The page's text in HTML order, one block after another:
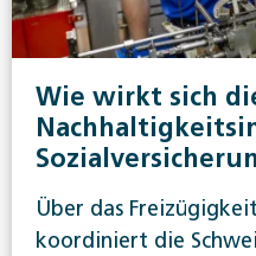
Wie wirkt sich
Über das
koordiniert die